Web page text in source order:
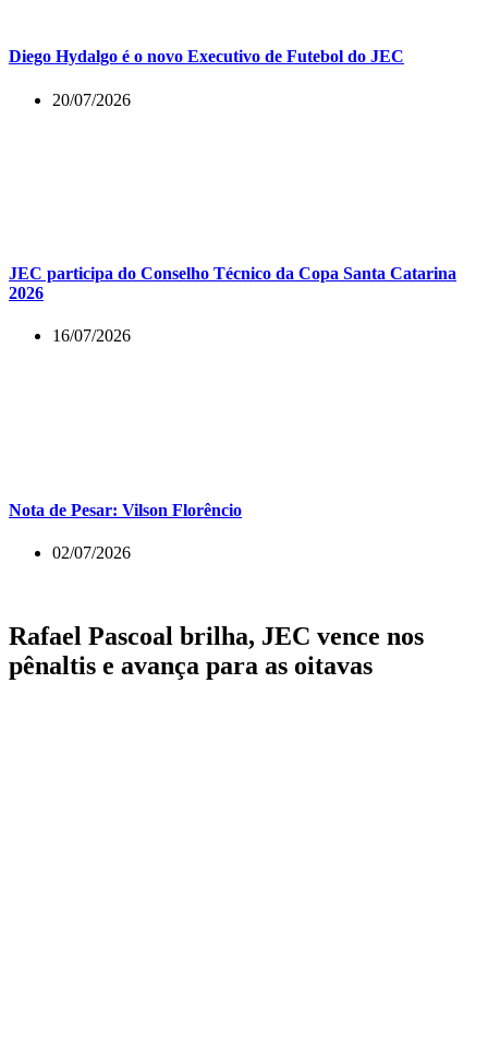
Diego Hydalgo é o novo Executivo de Futebol do JEC
20/07/2026
JEC participa do Conselho Técnico da Copa Santa Catarina
2026
16/07/2026
Nota de Pesar: Vilson Florêncio
02/07/2026
Rafael Pascoal brilha, JEC vence nos
pênaltis e avança para as oitavas